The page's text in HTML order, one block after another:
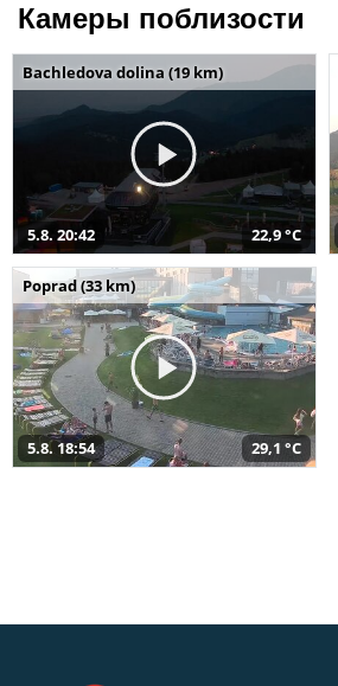
Камеры поблизости
Bachledova dolina (19 km)
5.8. 20:42 22,9 °C
Poprad (33 km)
5.8. 18:54 29,1 °C